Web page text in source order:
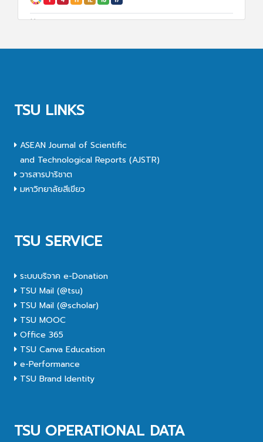
TSU LINKS
ASEAN Journal of Scientific
and Technological Reports (AJSTR)
วารสารปาริชาต
มหาวิทยาลัยสีเขียว
TSU SERVICE
ระบบบริจาค e-Donation
TSU Mail (@tsu)
TSU Mail (@scholar)
TSU MOOC
Office 365
TSU Canva Education
e-Performance
TSU Brand Identity
TSU OPERATIONAL DATA